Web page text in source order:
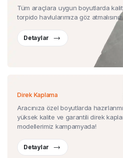
Tüm araçlara uygun boyutlarda
torpido havlularımıza göz atmalısınız.
Detaylar
Direk Kaplama
Aracınıza özel boyutlarda
yüksek kalite ve garantili direk
modellerimiz kampamyada!
Detaylar